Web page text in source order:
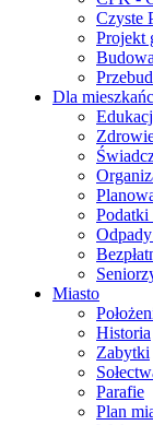
Czyste
Projekt
Dla
Podatki
Miasto
Historia
Zabytki
Parafie
Plan